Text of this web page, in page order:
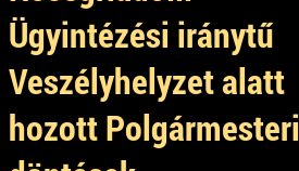
Ügyintézési iránytű
Veszélyhelyzet alatt
hozott Polgármesteri